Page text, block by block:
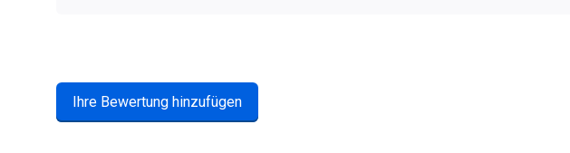
Ihre Bewertung hinzufügen